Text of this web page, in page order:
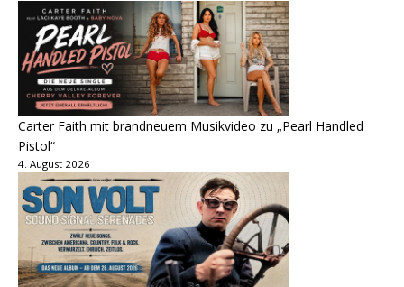
Carter Faith mit brandneuem Musikvideo zu „Pearl Handled
Pistol“
4. August 2026